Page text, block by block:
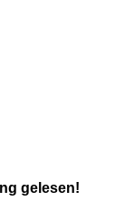
gelesen!